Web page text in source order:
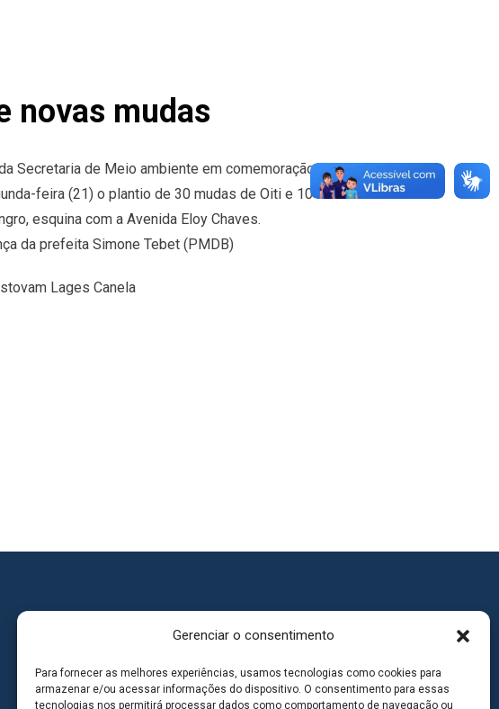
Gerenciar o consentimento
Para fornecer as melhores experiências, usamos tecnologias como cookies para
armazenar e/ou acessar informações do dispositivo. O consentimento para essas
tecnologias nos permitirá processar dados como comportamento de navegação ou
novas mudas
Secretaria de Meio ambiente em comemoração ao Dia da
feira (21) o plantio de 30 mudas de Oiti e 10 de
esquina com a Avenida Eloy Chaves.
da prefeita Simone Tebet (PMDB)
Lages Canela